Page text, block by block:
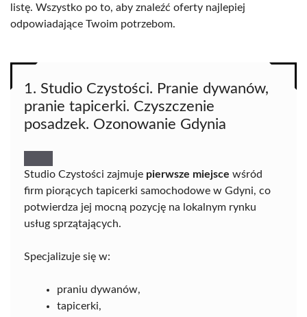
listę. Wszystko po to, aby znaleźć oferty najlepiej
odpowiadające Twoim potrzebom.
1. Studio Czystości. Pranie dywanów,
pranie tapicerki. Czyszczenie
posadzek. Ozonowanie Gdynia
Studio Czystości zajmuje pierwsze miejsce wśród
firm piorących tapicerki samochodowe w Gdyni, co
potwierdza jej mocną pozycję na lokalnym rynku
usług sprzątających.
Specjalizuje się w:
praniu dywanów,
tapicerki,